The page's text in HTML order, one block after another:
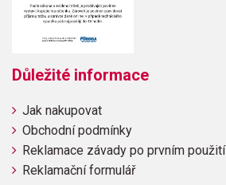
Důležité informace
Jak nakupovat
Obchodní podmínky
Reklamace závady po prvním použití
Reklamační formulář